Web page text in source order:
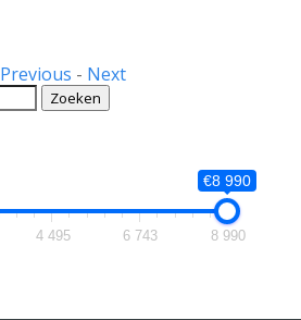
Previous - Next
Zoeken
€8 990
4 495 6 743 8 990